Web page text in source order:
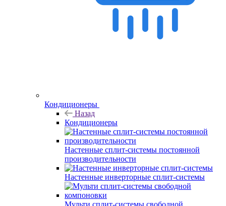
Кондиционеры
Назад
Кондиционеры
Настенные сплит-системы постоянной
производительности
Настенные инверторные сплит-системы
Мульти сплит-системы свободной